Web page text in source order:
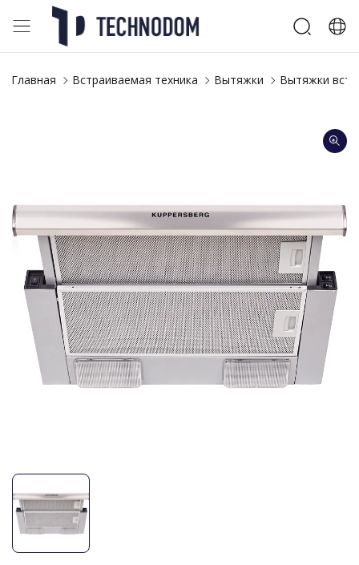
Главная Встраиваемая техника Вытяжки Вытяжки